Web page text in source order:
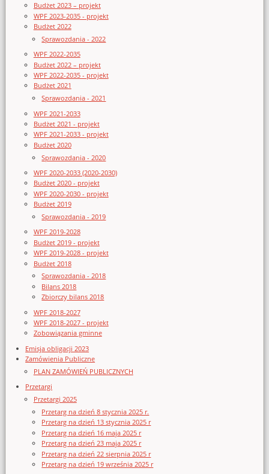
Budżet 2023 – projekt
WPF 2023-2035 - projekt
Budżet 2022
Sprawozdania - 2022
WPF 2022-2035
Budżet 2022 – projekt
WPF 2022-2035 - projekt
Budżet 2021
Sprawozdania - 2021
WPF 2021-2033
Budżet 2021 - projekt
WPF 2021-2033 - projekt
Budżet 2020
Sprawozdania - 2020
WPF 2020-2033 (2020-2030)
Budżet 2020 - projekt
WPF 2020-2030 - projekt
Budżet 2019
Sprawozdania - 2019
WPF 2019-2028
Budżet 2019 - projekt
WPF 2019-2028 - projekt
Budżet 2018
Sprawozdania - 2018
Bilans 2018
Zbiorczy bilans 2018
WPF 2018-2027
WPF 2018-2027 - projekt
Zobowiązania gminne
Emisja obligacji 2023
Zamówienia Publiczne
PLAN ZAMÓWIEŃ PUBLICZNYCH
Przetargi
Przetargi 2025
Przetarg na dzień 8 stycznia 2025 r.
Przetarg na dzień 13 stycznia 2025 r
Przetarg na dzień 16 maja 2025 r
Przetarg na dzień 23 maja 2025 r
Przetarg na dzień 22 sierpnia 2025 r
Przetarg na dzień 19 września 2025 r